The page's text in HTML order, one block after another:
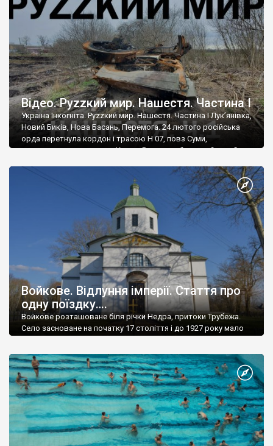
Відео. Руzzкий мир. Нашестя. Частина І
Україна Інкогніта. Руzzкий мир. Нашестя. Частина І Лук’янівка,
Новий Биків, Нова Басань, Перемога. 24 лютого російська
орда перетнула кордон і трасою Н 07, повз Суми,
попрямувала у напрямку Києва. Вже за добу загарбники були
територіальної оборони зупинили ворогів на лінії заплави
річки Трубіж. Звідси росіяни, великими загонами […]
Войкове. Відлуння імперії. Стаття про
одну поїздку….
Войкове розташоване біля річки Недра, притоки Трубежа.
Село засноване на початку 17 століття і до 1927 року мало